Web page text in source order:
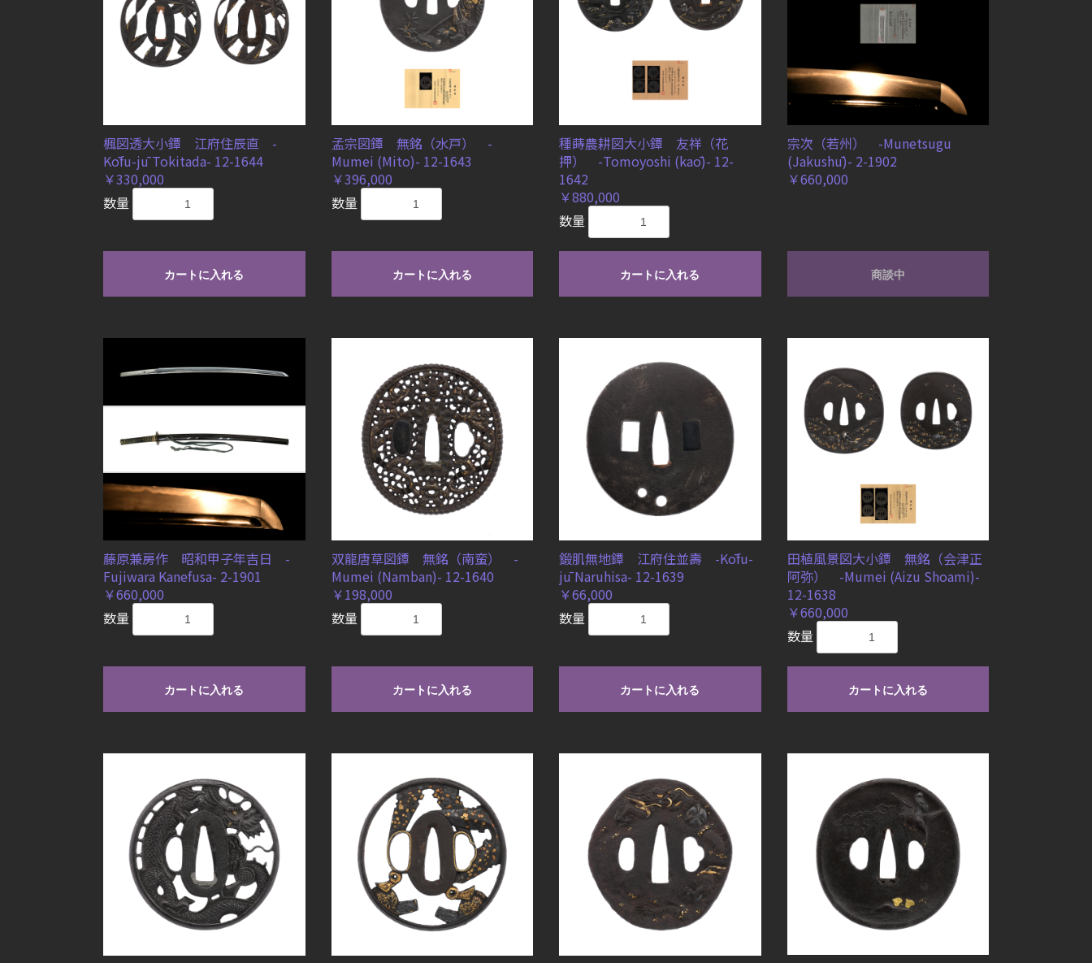
楓図透大小鐔 江府住辰直 -
Kōfu-jū Tokitada- 12-1644
￥330,000
数量
カートに入れる
孟宗図鐔 無銘（水戸） -
Mumei (Mito)- 12-1643
￥396,000
数量
カートに入れる
種蒔農耕図大小鐔 友祥（花
押） -Tomoyoshi (kaō)- 12-
1642
￥880,000
数量
カートに入れる
宗次（若州） -Munetsugu
(Jakushū)- 2-1902
￥660,000
商談中
藤原兼房作 昭和甲子年吉日 -
Fujiwara Kanefusa- 2-1901
￥660,000
数量
カートに入れる
双龍唐草図鐔 無銘（南蛮） -
Mumei (Namban)- 12-1640
￥198,000
数量
カートに入れる
鍛肌無地鐔 江府住並壽 -Kōfu-
jū Naruhisa- 12-1639
￥66,000
数量
カートに入れる
田植風景図大小鐔 無銘（会津正
阿弥） -Mumei (Aizu Shoami)-
12-1638
￥660,000
数量
カートに入れる